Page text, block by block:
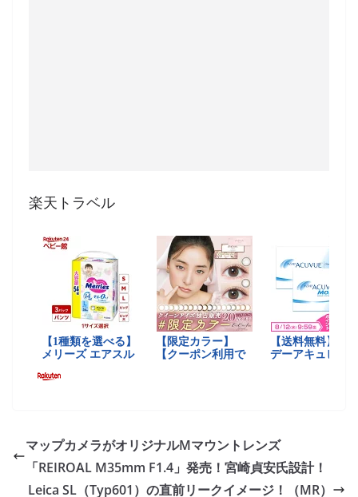
楽天トラベル
マップカメラがオリジナルMマウントレンズ
「REIROAL M35mm F1.4」発売！宮崎貞安氏設計！
Leica SL（Typ601）の直前リークイメージ！（MR）